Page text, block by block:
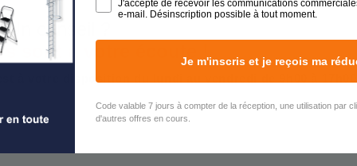
conseil ?
sont à votre écoute !
à votre disposition du lundi au vendredi de 9h00 à 17h00
J'accepte de recevoir les communications
e-mail. Désinscription possible à tout moment.
Je m'inscris et je reçois ma
Code valable 7 jours à compter de la réception, une utilisation par
d'autres offres en cours.